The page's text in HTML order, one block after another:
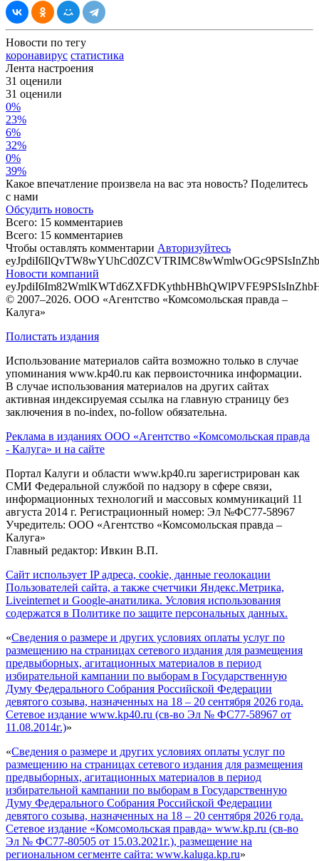
Новости по тегу
коронавирус статистика
Лента настроения
31 оценили
31 оценили
0%
23%
6%
32%
0%
39%
Какое впечатление произвела на вас эта новость? Поделитесь
с нами
Обсудить новость
Всего: 15 комментариев
Всего: 15 комментариев
Чтобы оставлять комментарии Авторизуйтесь
Новости компаний
© 2007–2026. ООО «Агентство «Комсомольская правда –
Калуга»
Полистать издания
Использование материалов сайта возможно только в случае
упоминания www.kp40.ru как первоисточника информации.
В случае использования материалов на других сайтах
активная индексируемая ссылка на главную страницу без
заключения в no-index, no-follow обязательна.
Реклама в изданиях ООО «Агентство «Комсомольская правда
- Калуга» и на сайте
Портал Калуги и области www.kp40.ru зарегистрирован как
СМИ Федеральной службой по надзору в сфере связи,
информационных технологий и массовых коммуникаций 11
августа 2014 г. Регистрационный номер: Эл №ФС77-58967
Учредитель: ООО «Агентство «Комсомольская правда –
Калуга»
Главный редактор: Ивкин В.П.
Сайт использует IP адреса, cookie, данные геолокации
Пользователей сайта, а также счетчики Яндекс.Метрика,
Liveinternet и Google-анатилика. Условия использования
содержатся в Политике по защите персональных данных.
«Сведения о размере и других условиях оплаты услуг по
размещению на страницах сетевого издания для размещения
предвыборных, агитационных материалов в период
избирательной кампании по выборам в Государственную
Думу Федерального Собрания Российской Федерации
девятого созыва, назначенных на 18 – 20 сентября 2026 года.
Сетевое издание www.kp40.ru (св-во Эл № ФС77-58967 от
11.08.2014г.)»
«Сведения о размере и других условиях оплаты услуг по
размещению на страницах сетевого издания для размещения
предвыборных, агитационных материалов в период
избирательной кампании по выборам в Государственную
Думу Федерального Собрания Российской Федерации
девятого созыва, назначенных на 18 – 20 сентября 2026 года.
Сетевое издание «Комсомольская правда» www.kp.ru (св-во
Эл № ФС77-80505 от 15.03.2021г.), размещение на
региональном сегменте сайта: www.kaluga.kp.ru»